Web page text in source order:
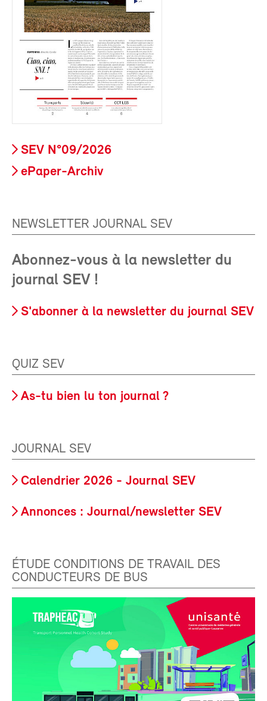
SEV N°09/2026
ePaper-Archiv
NEWSLETTER JOURNAL SEV
Abonnez-vous à la newsletter du
journal SEV !
S'abonner à la newsletter du journal SEV
QUIZ SEV
As-tu bien lu ton journal ?
JOURNAL SEV
Calendrier 2026 - Journal SEV
Annonces : Journal/newsletter SEV
ÉTUDE CONDITIONS DE TRAVAIL DES
CONDUCTEURS DE BUS